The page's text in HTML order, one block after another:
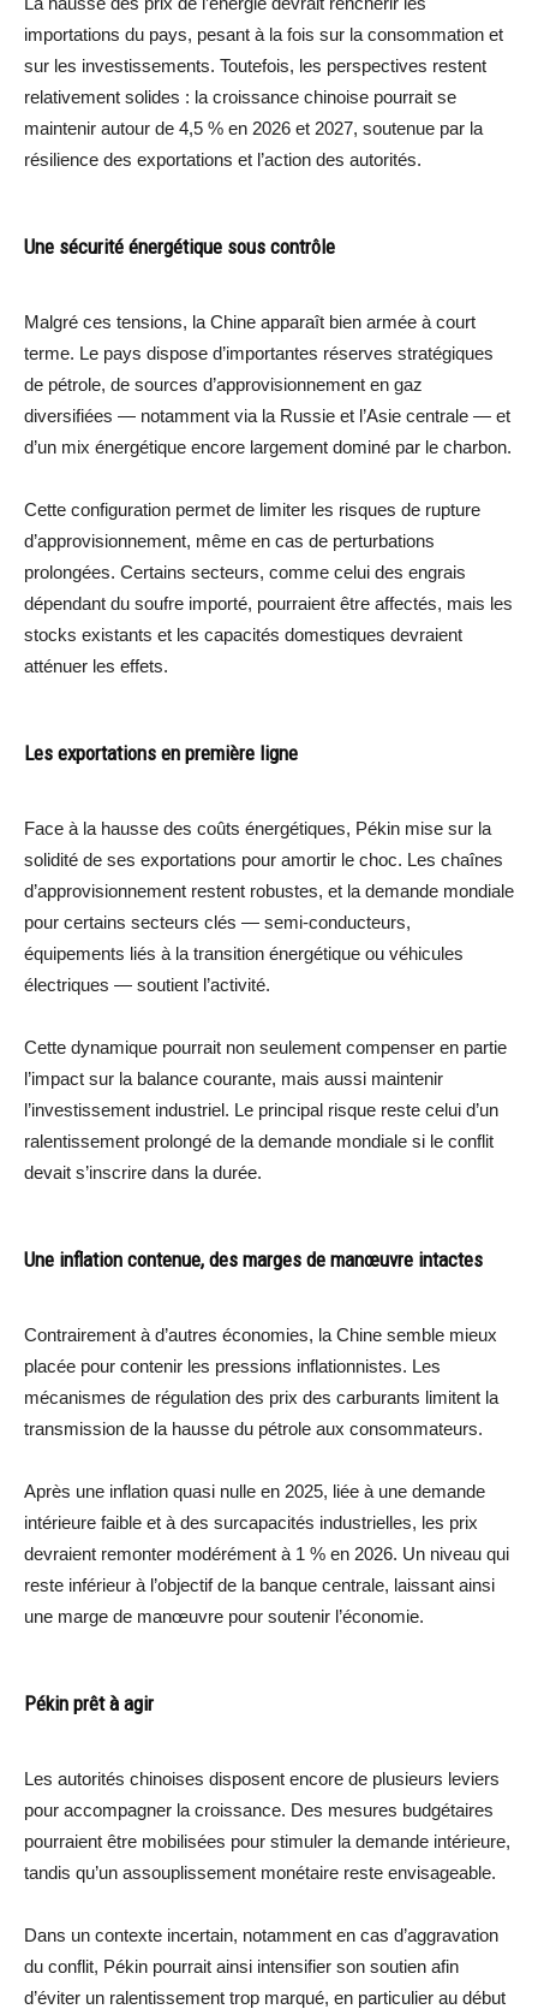
importations du pays, pesant à la fois sur la consommation et
sur les investissements. Toutefois, les perspectives restent
relativement solides : la croissance chinoise pourrait se
maintenir autour de 4,5 % en 2026 et 2027, soutenue par la
résilience des exportations et l’action des autorités.
Une sécurité énergétique sous contrôle
Malgré ces tensions, la Chine apparaît bien armée à court
terme. Le pays dispose d’importantes réserves stratégiques
de pétrole, de sources d’approvisionnement en gaz
diversifiées — notamment via la Russie et l’Asie centrale — et
d’un mix énergétique encore largement dominé par le charbon.
Cette configuration permet de limiter les risques de rupture
d’approvisionnement, même en cas de perturbations
prolongées. Certains secteurs, comme celui des engrais
dépendant du soufre importé, pourraient être affectés, mais les
stocks existants et les capacités domestiques devraient
atténuer les effets.
Les exportations en première ligne
Face à la hausse des coûts énergétiques, Pékin mise sur la
solidité de ses exportations pour amortir le choc. Les chaînes
d’approvisionnement restent robustes, et la demande mondiale
pour certains secteurs clés — semi-conducteurs,
équipements liés à la transition énergétique ou véhicules
électriques — soutient l’activité.
Cette dynamique pourrait non seulement compenser en partie
l’impact sur la balance courante, mais aussi maintenir
l’investissement industriel. Le principal risque reste celui d’un
ralentissement prolongé de la demande mondiale si le conflit
devait s’inscrire dans la durée.
Une inflation contenue, des marges de manœuvre intactes
Contrairement à d’autres économies, la Chine semble mieux
placée pour contenir les pressions inflationnistes. Les
mécanismes de régulation des prix des carburants limitent la
transmission de la hausse du pétrole aux consommateurs.
Après une inflation quasi nulle en 2025, liée à une demande
intérieure faible et à des surcapacités industrielles, les prix
devraient remonter modérément à 1 % en 2026. Un niveau qui
reste inférieur à l’objectif de la banque centrale, laissant ainsi
une marge de manœuvre pour soutenir l’économie.
Pékin prêt à agir
Les autorités chinoises disposent encore de plusieurs leviers
pour accompagner la croissance. Des mesures budgétaires
pourraient être mobilisées pour stimuler la demande intérieure,
tandis qu’un assouplissement monétaire reste envisageable.
Dans un contexte incertain, notamment en cas d’aggravation
du conflit, Pékin pourrait ainsi intensifier son soutien afin
d’éviter un ralentissement trop marqué, en particulier au début